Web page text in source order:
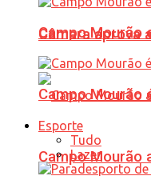
Câmara aprova
Campo Mourão
Campo Mourão
Campo Mourão
Esporte
Tudo
Lazer